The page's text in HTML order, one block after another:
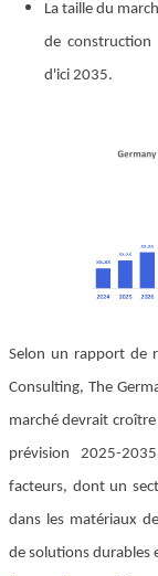
La taille du
de
d'ici 2035.
Selon un rapport de
Consulting, The
marché devrait
prévision 2025-
facteurs, dont un
dans les matériaux
de solutions durables